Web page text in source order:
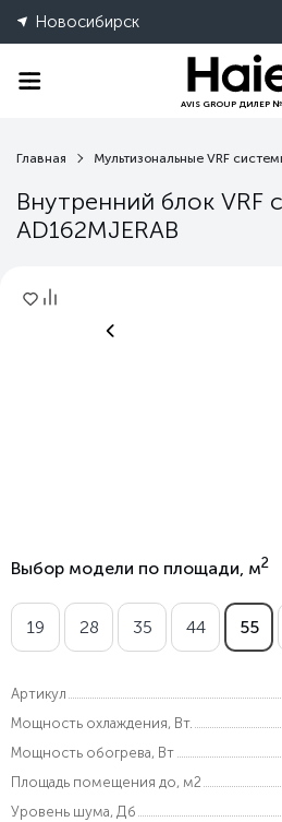
Новосибирск
AVIS GROUP ДИЛЕР
Главная Мультизональные VRF
Внутренний блок VRF
AD162MJERAB
Выбор модели по площади, м2
19 28 35 44 55
Артикул
Мощность охлаждения, Вт.
Мощность обогрева, Вт
Площадь помещения до, м2
Уровень шума, Дб